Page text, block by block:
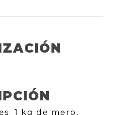
1 kg de mero,